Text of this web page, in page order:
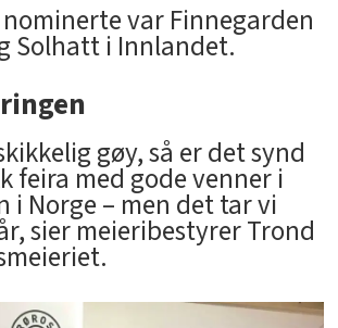
var Finnegarden
Solhatt i Innlandet.
gøy, så er det synd
feira med gode venner i
i Norge – men det tar vi
sier meieribestyrer Trond